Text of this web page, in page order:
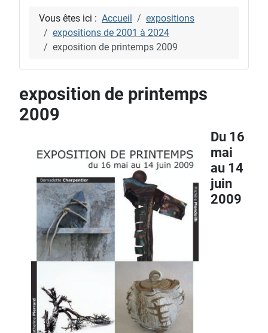
Vous êtes ici : Accueil
expositions
expositions de 2001 à 2024
exposition de printemps 2009
exposition de printemps
2009
Du 16
mai
au 14
juin
2009